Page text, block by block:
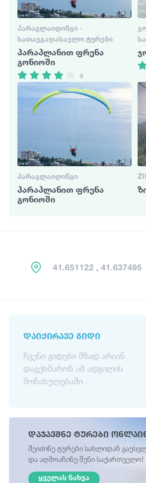
ᲞᲐᲠᲐᲒᲚᲐᲘᲓᲘᲜᲒᲘ ·
ᲡᲐᲗᲐᲕᲒᲐᲓᲐᲡᲐᲕᲚᲝ ᲢᲣᲠᲔᲑᲘ
პარაპლანით ფრენა
გონიოში
5
ᲞᲐᲠᲐᲒᲚᲐᲘᲓᲘᲜᲒᲘ
პარაპლანით ფრენა
გონიოში
41.651122 , 41.637495
ᲓᲐᲘᲥᲘᲠᲐᲕᲔ ᲒᲘᲓᲘ
ჩვენი გიდები მზად არიან
დაგეხმარონ ამ ადგილის
მონახულებაში
დაჯავშნე ტურები
შეიძინე ტურები სახლიდან
და აღმოაჩინე შენი საქართველო!
ᲧᲕᲔᲚᲐᲡ ᲜᲐᲮᲕᲐ